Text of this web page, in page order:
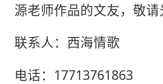
源老师作品的文友，敬请
联系人：西海情歌
电话：17713761863